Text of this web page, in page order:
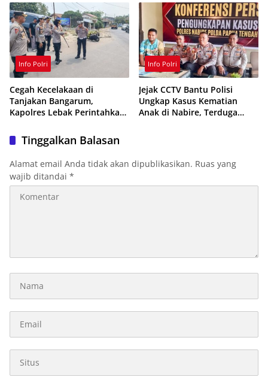
Usaha
Balap Liar
Info Polri
Cegah Kecelakaan di
Tanjakan Bangarum,
Kapolres Lebak Perintahkan
Lintas
Info Polri
Jejak CCTV Bantu Polisi
Ungkap Kasus Kematian
Anak di Nabire, Terduga
Tinggalkan Balasan
Alamat email Anda tidak akan dipublikasikan. Ruas yang
wajib ditandai *